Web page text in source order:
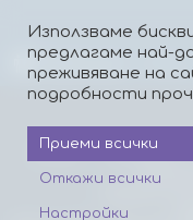
Партньори: isic.bg
За нас
Използваме
предлагаме най-
преживяване на
подробности
Приеми всички
Откажи всички
Настройки